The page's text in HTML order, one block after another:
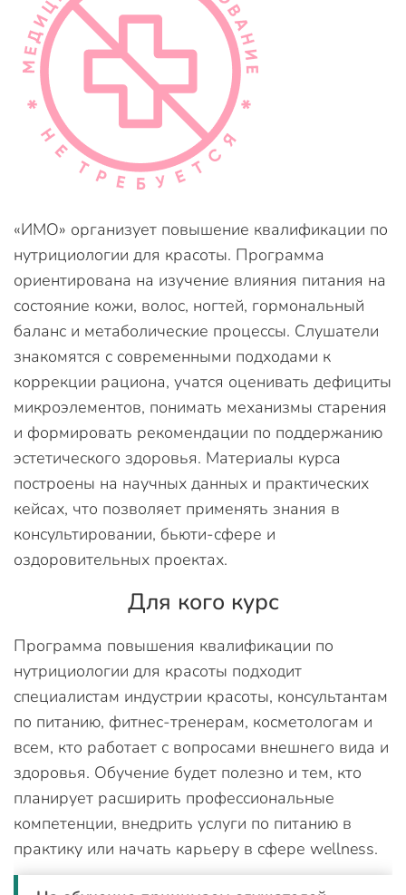
«ИМО» организует повышение квалификации по
нутрициологии для красоты. Программа
ориентирована на изучение влияния питания на
состояние кожи, волос, ногтей, гормональный
баланс и метаболические процессы. Слушатели
знакомятся с современными подходами к
коррекции рациона, учатся оценивать дефициты
микроэлементов, понимать механизмы старения
и формировать рекомендации по поддержанию
эстетического здоровья. Материалы курса
построены на научных данных и практических
кейсах, что позволяет применять знания в
консультировании, бьюти-сфере и
оздоровительных проектах.
Для кого курс
Программа повышения квалификации по
нутрициологии для красоты подходит
специалистам индустрии красоты, консультантам
по питанию, фитнес-тренерам, косметологам и
всем, кто работает с вопросами внешнего вида и
здоровья. Обучение будет полезно и тем, кто
планирует расширить профессиональные
компетенции, внедрить услуги по питанию в
практику или начать карьеру в сфере wellness.